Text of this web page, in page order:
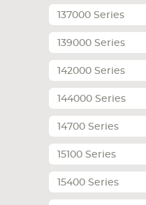
СМАРТФОНА
137000 Series
139000 Series
142000 Series
144000 Series
14700 Series
15100 Series
15400 Series